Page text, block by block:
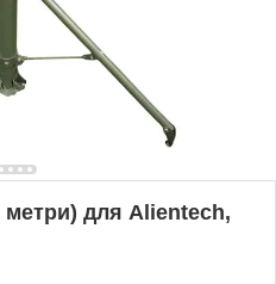
метри) для Alientech,